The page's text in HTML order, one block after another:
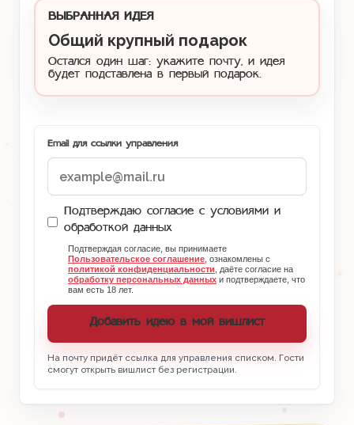
ВЫБРАННАЯ ИДЕЯ
Общий крупный подарок
Остался один шаг: укажите почту, и идея
будет подставлена в первый подарок.
Email для ссылки управления
Подтверждаю согласие с условиями и
обработкой данных
Подтверждая согласие, вы принимаете
Пользовательское соглашение , ознакомлены с
политикой конфиденциальности , даёте согласие на
обработку персональных данных и подтверждаете, что
вам есть 18 лет.
Добавить идею в мой вишлист
На почту придёт ссылка для управления списком. Гости
смогут открыть вишлист без регистрации.